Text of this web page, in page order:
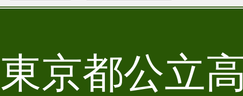
京都公立